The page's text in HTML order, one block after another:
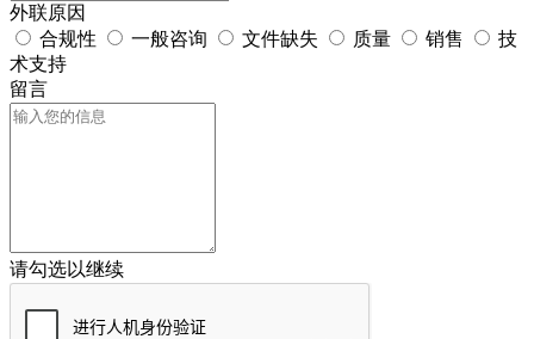
外联原因
合规性
一般咨询 文件缺失 质量 销售
技
术支持
留言
请勾选以继续